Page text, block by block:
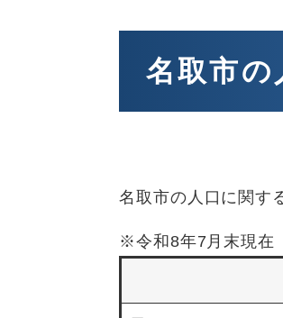
名取市の
名取市の人口に関す
※令和8年7月末現在